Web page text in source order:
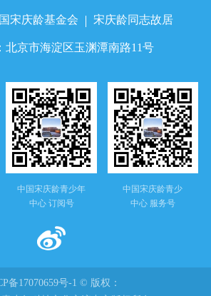
宋庆龄基金会 宋庆龄同志故居
北京市海淀区玉渊潭南路11号
中国宋庆龄青少年
中心 订阅号
中国宋庆龄青少
中心 服务号
备17070659号-1 © 版权：